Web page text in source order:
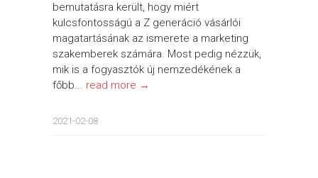
bemutatásra került, hogy miért
kulcsfontosságú a Z generáció vásárlói
magatartásának az ismerete a marketing
szakemberek számára. Most pedig nézzük,
mik is a fogyasztók új nemzedékének a
főbb... read more →
2021-02-08